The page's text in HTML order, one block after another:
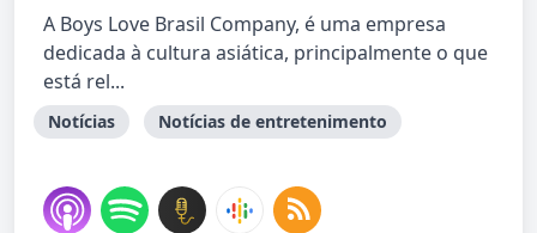
A Boys Love Brasil Company, é uma empresa
dedicada à cultura asiática, principalmente o que
está rel...
Notícias Notícias de entretenimento